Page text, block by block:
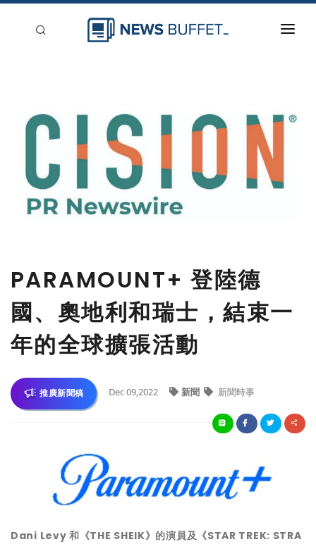
登入
PARAMOUNT+ 登陸德
國、奧地利和瑞士，結束一
年的全球擴張活動
推廣新聞稿 Dec 09,2022 新聞 新聞時事
Dani Levy 和《THE SHEIK》的演員及《STAR TREK: STRA